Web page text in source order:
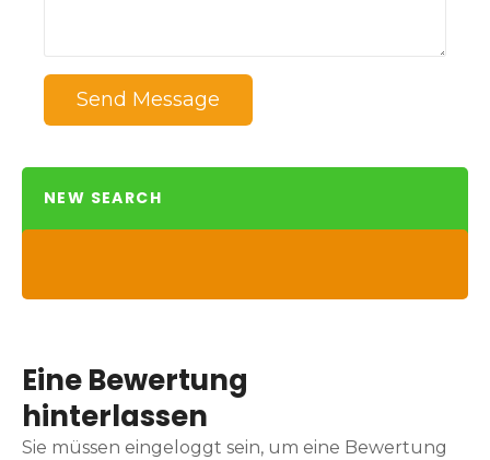
Send Message
NEW SEARCH
Eine Bewertung
hinterlassen
Sie müssen eingeloggt sein, um eine Bewertung